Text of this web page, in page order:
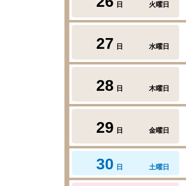
日 火曜日
27 日 水曜日
28 日 木曜日
29 日 金曜日
30 日 土曜日